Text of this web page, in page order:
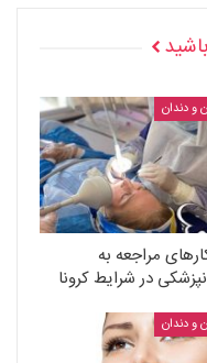
و دندان
مراجعه به
در شرایط کرونا
و دندان